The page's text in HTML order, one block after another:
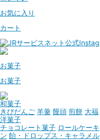
お気に入り
カート
お菓子
お菓子
和菓子
きびだんご 羊羹 饅頭 煎餅 大福
洋菓子
チョコレート菓子 ロールケーキ
ン 飴・ドロップス・キャラメル